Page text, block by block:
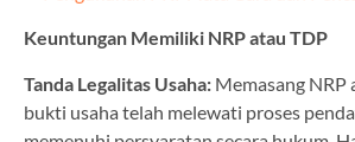
Keuntungan Memiliki NRP atau TDP
Tanda Legalitas Usaha: Memasang NRP
bukti usaha telah melewati proses